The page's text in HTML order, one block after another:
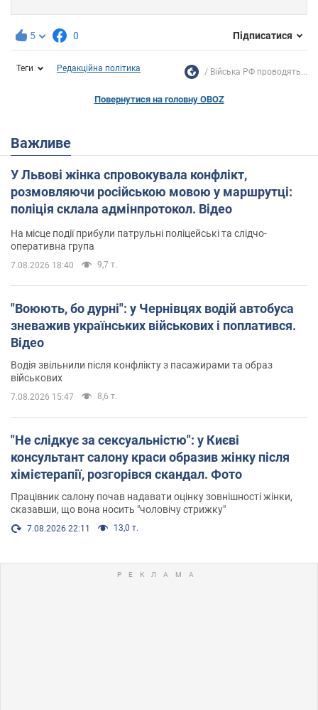
5 0 Підписатися
Теги Редакційна політика Війська РФ проводять...
Повернутися на головну OBOZ
Важливе
У Львові жінка спровокувала конфлікт,
розмовляючи російською мовою у маршрутці:
поліція склала адмінпротокол. Відео
На місце події прибули патрульні поліцейські та слідчо-
оперативна група
7.08.2026 18:40 9,7 т.
"Воюють, бо дурні": у Чернівцях водій автобуса
зневажив українських військових і поплатився.
Відео
Водія звільнили після конфлікту з пасажирами та образ
військових
7.08.2026 15:47 8,6 т.
"Не слідкує за сексуальністю": у Києві
консультант салону краси образив жінку після
хімієтерапії, розгорівся скандал. Фото
Працівник салону почав надавати оцінку зовнішності жінки,
сказавши, що вона носить "чоловічу стрижку"
7.08.2026 22:11 13,0 т.